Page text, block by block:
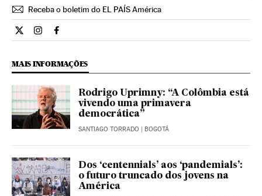
Receba o boletim do EL PAÍS América
Internacional El País Brasil en Twitter
Internacional El País Brasil en Instagram
Internacional El País Brasil en Facebook
MAIS INFORMAÇÕES
Rodrigo Uprimny: “A Colômbia está
vivendo uma primavera
democrática”
SANTIAGO TORRADO | BOGOTÁ
Dos ‘centennials’ aos ‘pandemials’:
o futuro truncado dos jovens na
América